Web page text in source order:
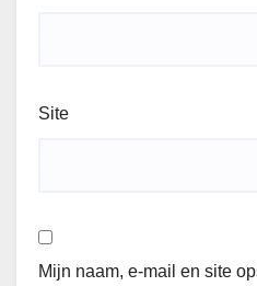
Site
Mijn naam, e-mail en site